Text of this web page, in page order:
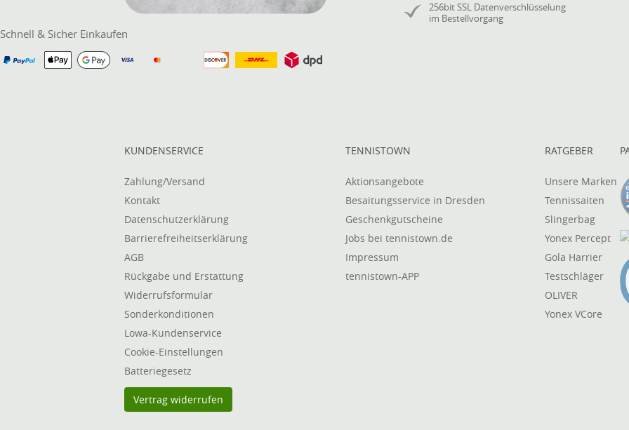
256bit SSL Datenverschlüsselung
im Bestellvorgang
Schnell & Sicher Einkaufen
KUNDENSERVICE
Zahlung/Versand
Kontakt
Datenschutzerklärung
Barrierefreiheitserklärung
AGB
Rückgabe und Erstattung
Widerrufsformular
Sonderkonditionen
Lowa-Kundenservice
Cookie-Einstellungen
Batteriegesetz
Vertrag widerrufen
TENNISTOWN
Aktionsangebote
Besaitungsservice in Dresden
Geschenkgutscheine
Jobs bei tennistown.de
Impressum
tennistown-APP
RATGEBER
Unsere Marken
Tennissaiten
Slingerbag
Yonex Percept
Gola Harrier
Testschläger
OLIVER
Yonex VCore